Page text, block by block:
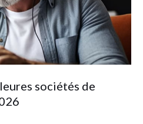
sociétés de